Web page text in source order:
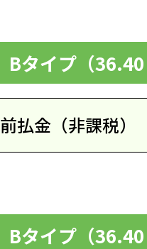
Bタイプ（
前払金（非課税）
Bタイプ（